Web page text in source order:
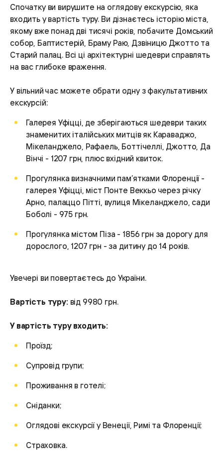
Спочатку ви вирушите на оглядову екскурсію, яка
входить у вартість туру. Ви дізнаєтесь історію міста,
якому вже понад дві тисячі років, побачите Домський
собор, Баптистерій, Браму Раю, Дзвіницю Джотто та
Старий палац. Всі ці архітектурні шедеври справлять
на вас глибоке враження.
У вільний час можете обрати одну з факультативних
екскурсій:
Галерея Уфіцці, де зберігаються шедеври таких
знаменитих італійських митців як Караваджо,
Мікеланджело, Рафаель, Боттічеллі, Джотто, Да
Вінчі - 1207 грн, плюс вхідний квиток.
Прогулянка визначними пам’ятками Флоренції -
галерея Уфіцці, міст Понте Веккьо через річку
Арно, палаццо Пітті, вулиця Мікеланджело, сади
Боболі - 975 грн.
Прогулянка містом Піза - 1856 грн за дорогу для
дорослого, 1207 грн - за дитину до 14 років.
Увечері ви повертаєтесь до України.
Вартість туру: від 9980 грн.
У вартість туру входить:
Проїзд;
Супровід групи;
Проживання в готелі;
Сніданки;
Оглядові екскурсії у Венеції, Римі та Флоренції;
Страховка.